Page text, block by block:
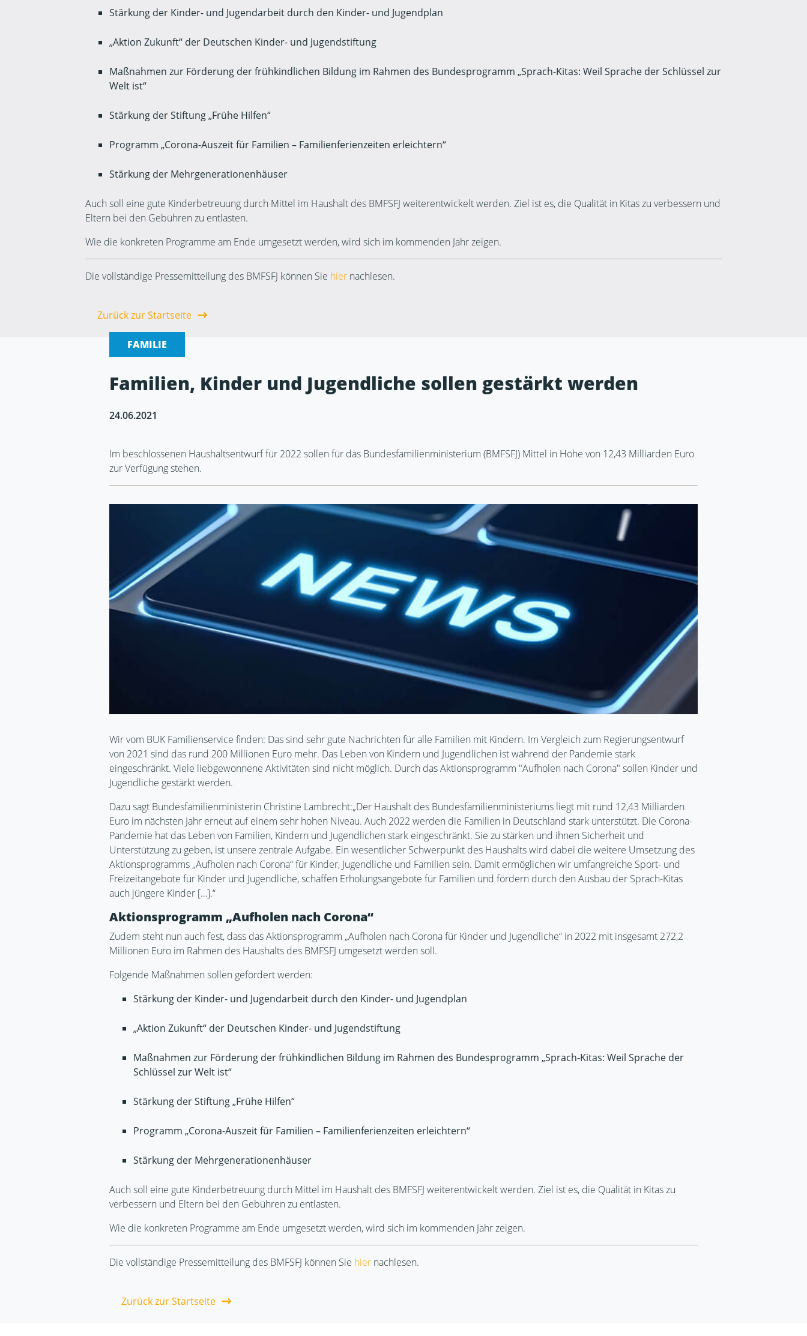
Stärkung der Kinder- und Jugendarbeit durch den Kinder- und Jugendplan
„Aktion Zukunft“ der Deutschen Kinder- und Jugendstiftung
Maßnahmen zur Förderung der frühkindlichen Bildung im Rahmen des Bundesprogramm „Sprach-Kitas: Weil Sprache der Schlüssel zur
Welt ist“
Stärkung der Stiftung „Frühe Hilfen“
Programm „Corona-Auszeit für Familien – Familienferienzeiten erleichtern“
Stärkung der Mehrgenerationenhäuser
Auch soll eine gute Kinderbetreuung durch Mittel im Haushalt des BMFSFJ weiterentwickelt werden. Ziel ist es, die Qualität in Kitas zu verbessern und
Eltern bei den Gebühren zu entlasten.
Wie die konkreten Programme am Ende umgesetzt werden, wird sich im kommenden Jahr zeigen.
Die vollständige Pressemitteilung des BMFSFJ können Sie hier nachlesen.
Zurück zur Startseite
FAMILIE
Familien, Kinder und Jugendliche sollen gestärkt werden
24.06.2021
Im beschlossenen Haushaltsentwurf für 2022 sollen für das Bundesfamilienministerium (BMFSFJ) Mittel in Höhe von 12,43 Milliarden Euro
zur Verfügung stehen.
Wir vom BUK Familienservice finden: Das sind sehr gute Nachrichten für alle Familien mit Kindern. Im Vergleich zum Regierungsentwurf
von 2021 sind das rund 200 Millionen Euro mehr. Das Leben von Kindern und Jugendlichen ist während der Pandemie stark
eingeschränkt. Viele liebgewonnene Aktivitäten sind nicht möglich. Durch das Aktionsprogramm "Aufholen nach Corona" sollen Kinder und
Jugendliche gestärkt werden.
Dazu sagt Bundesfamilienministerin Christine Lambrecht:„Der Haushalt des Bundesfamilienministeriums liegt mit rund 12,43 Milliarden
Euro im nächsten Jahr erneut auf einem sehr hohen Niveau. Auch 2022 werden die Familien in Deutschland stark unterstützt. Die Corona-
Pandemie hat das Leben von Familien, Kindern und Jugendlichen stark eingeschränkt. Sie zu stärken und ihnen Sicherheit und
Unterstützung zu geben, ist unsere zentrale Aufgabe. Ein wesentlicher Schwerpunkt des Haushalts wird dabei die weitere Umsetzung des
Aktionsprogramms „Aufholen nach Corona“ für Kinder, Jugendliche und Familien sein. Damit ermöglichen wir umfangreiche Sport- und
Freizeitangebote für Kinder und Jugendliche, schaffen Erholungsangebote für Familien und fördern durch den Ausbau der Sprach-Kitas
auch jüngere Kinder […].“
Aktionsprogramm „Aufholen nach Corona“
Zudem steht nun auch fest, dass das Aktionsprogramm „Aufholen nach Corona für Kinder und Jugendliche“ in 2022 mit insgesamt 272,2
Millionen Euro im Rahmen des Haushalts des BMFSFJ umgesetzt werden soll.
Folgende Maßnahmen sollen gefördert werden:
Stärkung der Kinder- und Jugendarbeit durch den Kinder- und Jugendplan
„Aktion Zukunft“ der Deutschen Kinder- und Jugendstiftung
Maßnahmen zur Förderung der frühkindlichen Bildung im Rahmen des Bundesprogramm „Sprach-Kitas: Weil Sprache der
Schlüssel zur Welt ist“
Stärkung der Stiftung „Frühe Hilfen“
Programm „Corona-Auszeit für Familien – Familienferienzeiten erleichtern“
Stärkung der Mehrgenerationenhäuser
Auch soll eine gute Kinderbetreuung durch Mittel im Haushalt des BMFSFJ weiterentwickelt werden. Ziel ist es, die Qualität in Kitas zu
verbessern und Eltern bei den Gebühren zu entlasten.
Wie die konkreten Programme am Ende umgesetzt werden, wird sich im kommenden Jahr zeigen.
Die vollständige Pressemitteilung des BMFSFJ können Sie hier nachlesen.
Zurück zur Startseite